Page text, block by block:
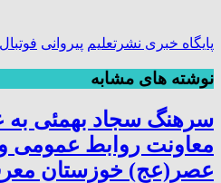
پایگاه خبری نشرتعلیم پیروانی فوتبال
نوشته های مشابه
سرهنگ سجاد بهمئی به
معاونت روابط عمومی و
عصر(عج) خوزستان